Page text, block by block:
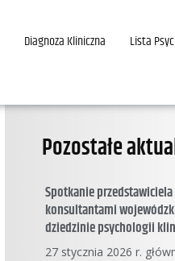
Diagnoza Kliniczna Lista
Pozostałe
Spotkanie przedstawiciela
konsultantami
dziedzinie psychologii
27 stycznia 2026 r.